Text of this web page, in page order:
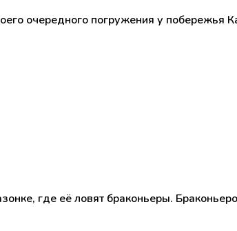
очередного погружения у побережья
где её ловят браконьеры.